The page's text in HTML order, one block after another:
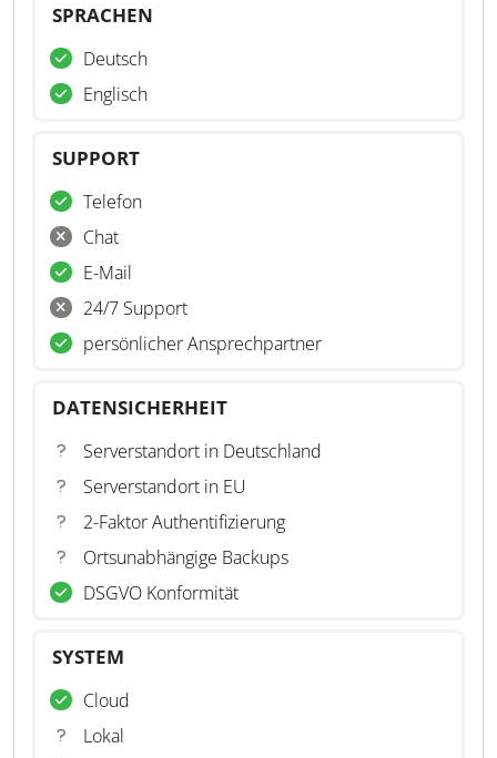
SPRACHEN
Deutsch
Englisch
SUPPORT
Telefon
Chat
E-Mail
24/7 Support
persönlicher Ansprechpartner
DATENSICHERHEIT
Serverstandort in Deutschland
Serverstandort in EU
2-Faktor Authentifizierung
Ortsunabhängige Backups
DSGVO Konformität
SYSTEM
Cloud
Lokal